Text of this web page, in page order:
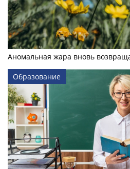
Аномальная жара вновь
Образование